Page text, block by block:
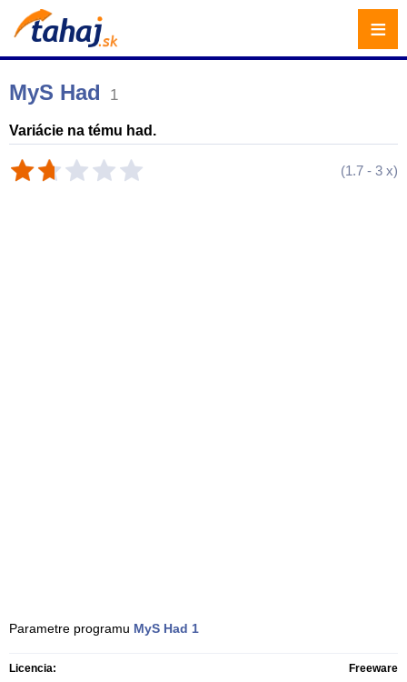
MyS Had 1
Variácie na tému had.
(1.7 - 3 x)
Parametre programu MyS Had 1
Licencia: Freeware
≡